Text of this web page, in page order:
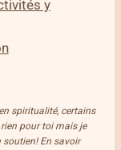
y
spiritualité, certains
pour toi mais je
En savoir